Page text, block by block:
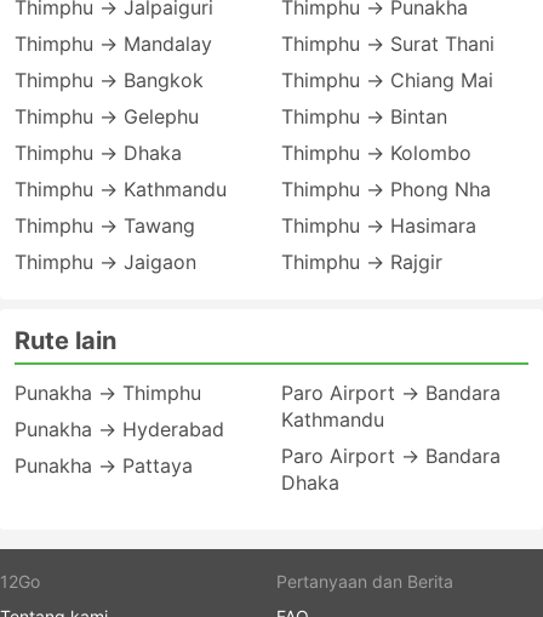
Thimphu → Jalpaiguri
Thimphu → Mandalay
Thimphu → Bangkok
Thimphu → Gelephu
Thimphu → Dhaka
Thimphu → Kathmandu
Thimphu → Tawang
Thimphu → Jaigaon
Thimphu → Punakha
Thimphu → Surat Thani
Thimphu → Chiang Mai
Thimphu → Bintan
Thimphu → Kolombo
Thimphu → Phong Nha
Thimphu → Hasimara
Thimphu → Rajgir
Rute lain
Punakha → Thimphu
Punakha → Hyderabad
Punakha → Pattaya
Paro Airport → Bandara
Kathmandu
Paro Airport → Bandara
Dhaka
12Go
Pertanyaan dan Berita